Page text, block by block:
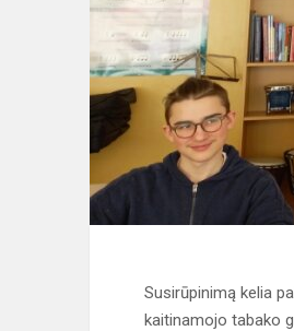
Susirūpinimą kelia
kaitinamojo tabako